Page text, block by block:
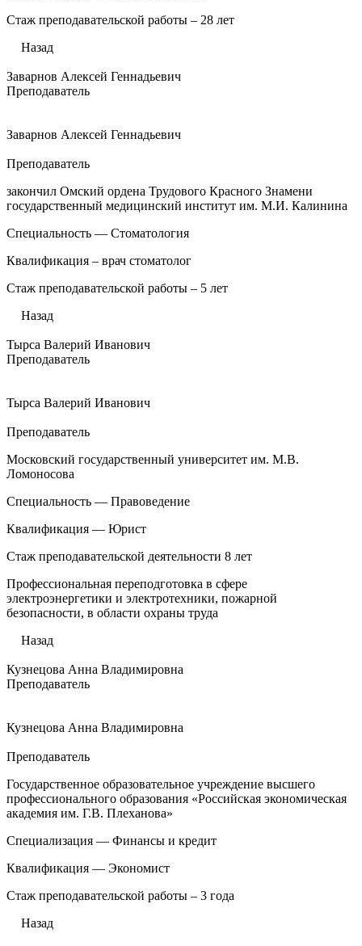
Стаж преподавательской работы – 28 лет
Назад
Заварнов Алексей Геннадьевич
Преподаватель
Заварнов Алексей Геннадьевич
Преподаватель
закончил Омский ордена Трудового Красного Знамени
государственный медицинский институт им. М.И. Калинина
Специальность — Стоматология
Квалификация – врач стоматолог
Стаж преподавательской работы – 5 лет
Назад
Тырса Валерий Иванович
Преподаватель
Тырса Валерий Иванович
Преподаватель
Московский государственный университет им. М.В.
Ломоносова
Специальность — Правоведение
Квалификация — Юрист
Стаж преподавательской деятельности 8 лет
Профессиональная переподготовка в сфере
электроэнергетики и электротехники, пожарной
безопасности, в области охраны труда
Назад
Кузнецова Анна Владимировна
Преподаватель
Кузнецова Анна Владимировна
Преподаватель
Государственное образовательное учреждение высшего
профессионального образования «Российская экономическая
академия им. Г.В. Плеханова»
Специализация — Финансы и кредит
Квалификация — Экономист
Стаж преподавательской работы – 3 года
Назад